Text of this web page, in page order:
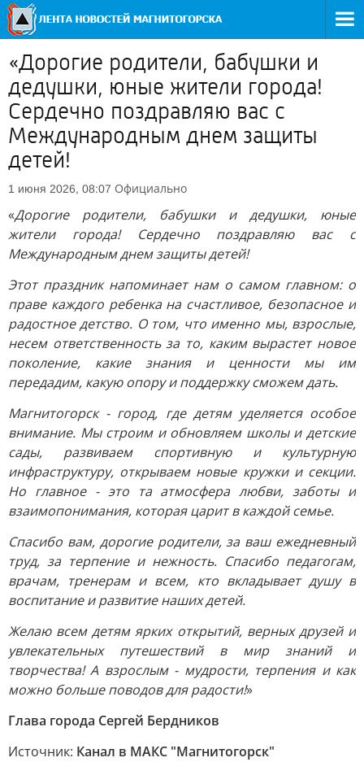
«Дорогие родители, бабушки и
дедушки, юные жители города!
Сердечно поздравляю вас с
Международным днем защиты
детей!
1 июня 2026, 08:07 Официально
«Дорогие родители, бабушки и дедушки, юные
жители города! Сердечно поздравляю вас с
Международным днем защиты детей!
Этот праздник напоминает нам о самом главном: о
праве каждого ребенка на счастливое, безопасное и
радостное детство. О том, что именно мы, взрослые,
несем ответственность за то, каким вырастет новое
поколение, какие знания и ценности мы им
передадим, какую опору и поддержку сможем дать.
Магнитогорск - город, где детям уделяется особое
внимание. Мы строим и обновляем школы и детские
сады, развиваем спортивную и культурную
инфраструктуру, открываем новые кружки и секции.
Но главное - это та атмосфера любви, заботы и
взаимопонимания, которая царит в каждой семье.
Спасибо вам, дорогие родители, за ваш ежедневный
труд, за терпение и нежность. Спасибо педагогам,
врачам, тренерам и всем, кто вкладывает душу в
воспитание и развитие наших детей.
Желаю всем детям ярких открытий, верных друзей и
увлекательных путешествий в мир знаний и
творчества! А взрослым - мудрости, терпения и как
можно больше поводов для радости!»
Глава города Сергей Бердников
Источник: Канал в МАКС "Магнитогорск"